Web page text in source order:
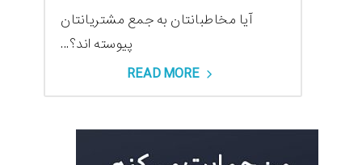
آیا مخاطبانتان به جمع مشتریانتان
پیوسته اند؟...
READ MORE